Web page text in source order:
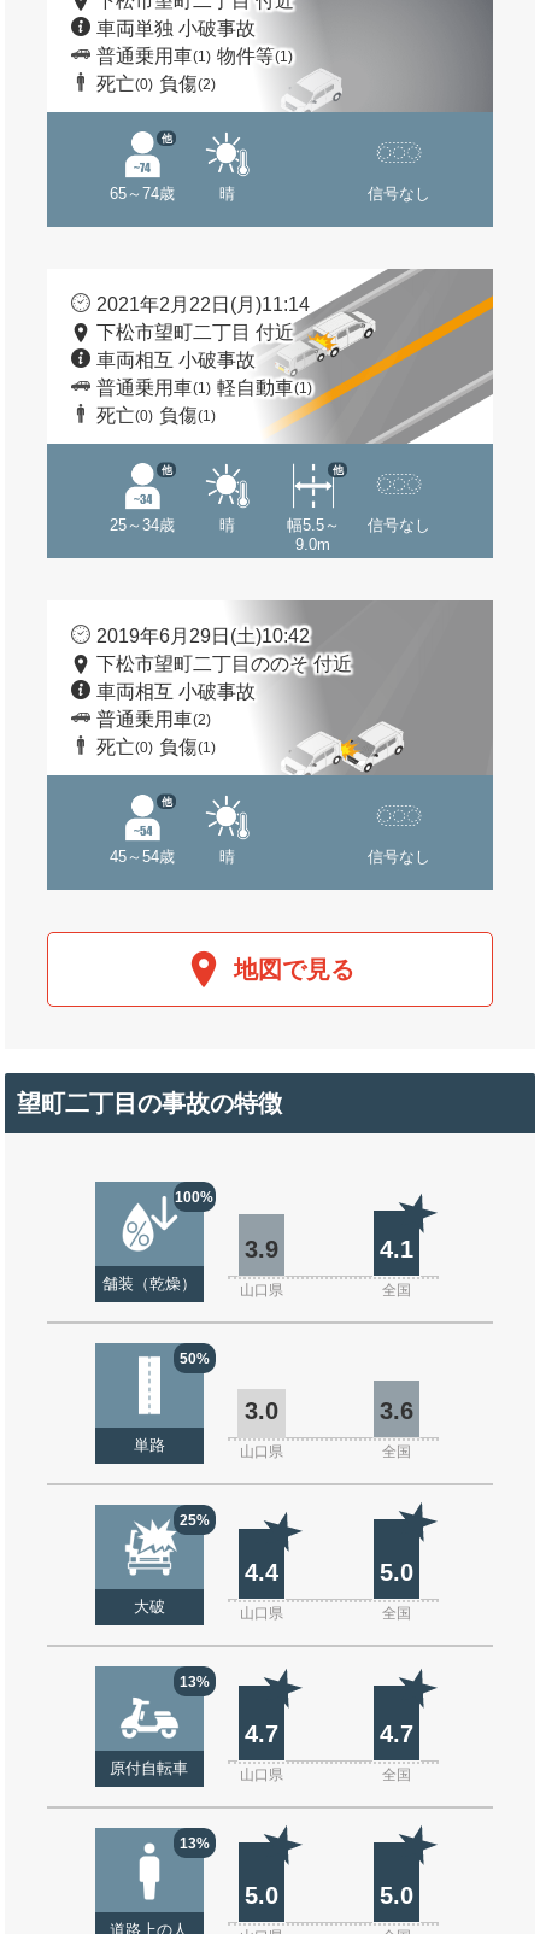
車両単独 小破事故
普通乗用車(1) 物件等(1)
死亡(0) 負傷(2)
65～74歳
他
晴 信号なし
2021年2月22日(月)11:14
下松市望町二丁目 付近
車両相互 小破事故
普通乗用車(1) 軽自動車(1)
死亡(0) 負傷(1)
25～34歳
他
晴
幅5.5～
9.0m
他
信号なし
2019年6月29日(土)10:42
下松市望町二丁目ののそ 付近
車両相互 小破事故
普通乗用車(2)
死亡(0) 負傷(1)
45～54歳
他
晴 信号なし
地図で見る
望町二丁目の事故の特徴
100%
舗装（乾燥）
3.9 4.1
山口県 全国
50%
単路
3.0 3.6
山口県 全国
25%
大破
4.4 5.0
山口県 全国
13%
原付自転車
4.7 4.7
山口県 全国
13%
道路上の人
5.0 5.0